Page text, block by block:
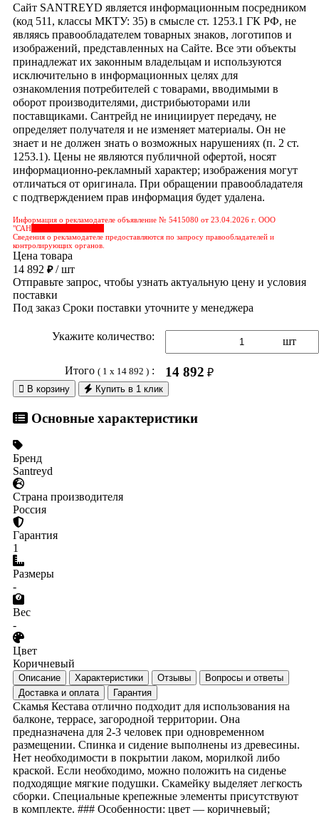
Сайт SANTREYD является информационным посредником
(код 511, классы МКТУ: 35) в смысле ст. 1253.1 ГК РФ, не
являясь правообладателем товарных знаков, логотипов и
изображений, представленных на Сайте. Все эти объекты
принадлежат их законным владельцам и используются
исключительно в информационных целях для
ознакомления потребителей с товарами, вводимыми в
оборот производителями, дистрибьюторами или
поставщиками. Сантрейд не инициирует передачу, не
определяет получателя и не изменяет материалы. Он не
знает и не должен знать о возможных нарушениях (п. 2 ст.
1253.1). Цены не являются публичной офертой, носят
информационно-рекламный характер; изображения могут
отличаться от оригинала. При обращении правообладателя
с подтверждением прав информация будет удалена.
Информация о рекламодателе объявление № 5415080 от 23.04.2026 г. ООО
"САН
Сведения о рекламодателе предоставляются по запросу правообладателей и
контролирующих органов.
Цена товара
14 892 ₽/ шт
Отправьте запрос, чтобы узнать актуальную цену и условия
поставки
Под заказ Сроки поставки уточните у менеджера
Укажите количество: шт
Итого ( 1 x 14 892 ): 14 892 ₽
 В корзину Купить в 1 клик
Основные характеристики
Бренд
Santreyd
Страна производителя
Россия
Гарантия
1
Размеры
-
Вес
-
Цвет
Коричневый
Описание Характеристики Отзывы
Вопросы и ответы
Доставка и оплата
Гарантия
Скамья Кестава отлично подходит для использования на
балконе, террасе, загородной территории. Она
предназначена для 2-3 человек при одновременном
размещении. Спинка и сидение выполнены из древесины.
Нет необходимости в покрытии лаком, морилкой либо
краской. Если необходимо, можно положить на сиденье
подходящие мягкие подушки. Скамейку выделяет легкость
сборки. Специальные крепежные элементы присутствуют
в комплекте. ### Особенности: цвет — коричневый;